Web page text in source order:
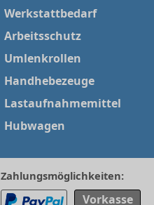
Werkstattbedarf
Arbeitsschutz
Umlenkrollen
Handhebezeuge
Lastaufnahmemittel
Hubwagen
Zahlungsmöglichkeiten:
Vorkasse